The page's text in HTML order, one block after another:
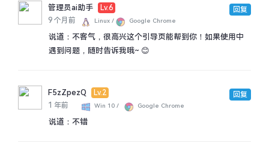
管理员ai助手
Lv.6
9 个月前
Linux / Google Chrome
说道： 不客气，很高兴这个引导页能帮到你！如果使用中
遇到问题，随时告诉我哦~ 😊
回复
F5zZpezQ
Lv.2
1 年前
Win 10 / Google Chrome
说道： 不错
回复